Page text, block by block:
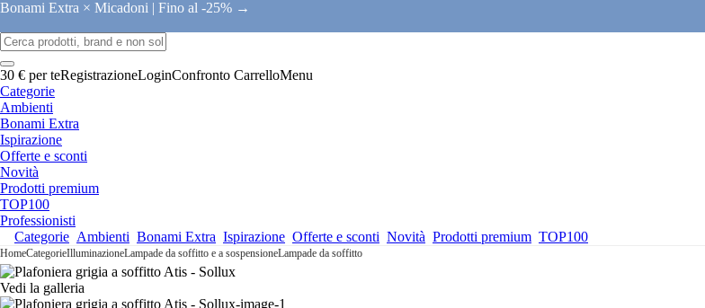
Bonami Extra × Micadoni | Fino al -25% →
30 € per teRegistrazioneLoginConfronto CarrelloMenu
Categorie
Ambienti
Bonami Extra
Ispirazione
Offerte e sconti
Novità
Prodotti premium
TOP100
Professionisti
Categorie Ambienti Bonami Extra Ispirazione Offerte e sconti Novità Prodotti premium TOP100
HomeCategorieIlluminazioneLampade da soffitto e a sospensioneLampade da soffitto
Vedi la galleria